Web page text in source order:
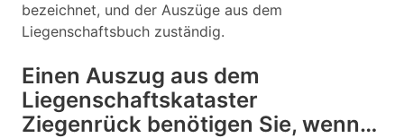
bezeichnet, und der Auszüge aus dem
Liegenschaftsbuch zuständig.
Einen Auszug aus dem
Liegenschaftskataster
Ziegenrück benötigen Sie, wenn…